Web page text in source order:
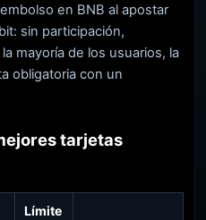
en BNB al apostar
sin participación,
mayoría de los usuarios, la
obligatoria con un
tarjetas
Límite